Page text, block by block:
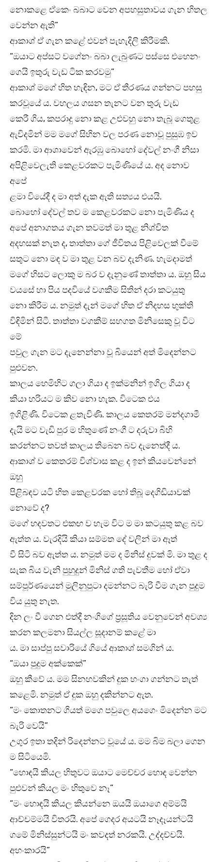
නොකළෙ ඒකෙං බබාට වෙන අපහසුතාවය ගැන හිතල
වෙන්න ඇති”
ආකාශ් ඒ ගැන කළේ එවන් පැහැදිලි කිරීමකි.
“ඔයාට අප්සට් වගේනං බබා ලැබුණට පස්සෙ එහෙනං
ගෙයි ඉතුරු වැඩ ටික කරවමු”
ආකාශ් මගේ හිත හැඳින, මට ඒ තීරණය ගන්නට පහසු
කරවූයේ ය. වහලය ගසන තැනට වන තුරු වැඩ
කෙරී ගිය, කපරාදු නො කළ උළුවහු නො තැබූ ගෙතුළ
ඇවිදමින් මම මගේ සිහින වල පරණ නොවූ පුසුඹ ඉව
කරමි. මා ආශාවෙන් ඇරඹු බොහෝ දේවල් නංගී නිසා
අපිළිවෙලැති කෙළවරකට පැමිණියේ ය. අද නොව
අපේ
ළමා වියේදී ද මා අත් දැක ඇති සත්‍යය එයයි.
බොහෝ දේවල් තව ම කෙළවරකට නො පැමිණිය ද
අපේ අනාගතය ගැන තවමත් මා තුළ නිශ්චිත
අදහසක් නැත ද, තාත්තා ගේ ජීවිතය පිළිවෙලක් වීමේ
සතුට නො මඳ ව මා තුළ වන බව දැනිණ. හැමදාමත්
මගේ හිසට ලොකු ම බර ව දැනුණේ තාත්තා ය. ඔහු සිය
වයසේ හා පිය පදවියේ වගකීම සිතින් දරා කටයුතු
නො කිරීම ය. නමුත් දැන් මගේ හිත ඒ නිදහස භුක්ති
විඳිමින් සිටී. තාත්තා වගකීම් සහගත මිනිසෙකු වූ විට
මේ
පවුල ගැන මට දැනෙන්නා වූ බියෙන් අත් මිදෙන්නට
පුළුවන.
කාලය හෙමිහිට ගලා ගියා ද ඉක්මනින් ඉගිල ගියා ද
කියා හරියට ම කිව නො හැක. විටෙක එය
ඉගිළිණි. විටෙක ළතැවිණි. කාලය කෙතරම් මන්දගාමී
දැයි මට වැඩි පුර ම හිතුණේ නංගී ට දරුවා බිහි
කරන්නට තවත් කාලය තිබෙන බව දැනෙත්දී ය.
ආකාශ් ව කෙතරම් විශ්වාස කළ ද ඉන් කියවෙන්නේ
ඔහු
පිළිබඳව යටි හිත කෙළවරක හෝ තිබූ දෙගිඩියාවක්
නොවේ ද?
මගේ හදවතට එකඟ ව හැම විට ම මා කටයුතු කළ බව
ඇත්ත ය. වැරදියි කියා සම්මත දේ වලින් මා ඈත්
වී සිටි බව ඇත්ත ය. නමුත් මම ද මිනිස් දුවක් මි. මා තුළ ද
සැක බිය වැනි පුහුදුන් මිනිස් ගති පැවතීම හෝ ඒවා
සම්පූර්ණයෙන් මුලිනුපුටා දමන්නට බැරි වීම ගැන පුදුම
විය යුතු නැත.
දින ලං වී ගෙන එත්දී නංගිගේ ප්‍රසූතිය වෙනුවෙන් අවශ්‍ය
කරන කලමනා සියල්ල සූදානම් කළේ මා
ය. මා සාප්පු සවාරියේ ගියේ ආකාශ් සමගින් ය.
“ඔයා පුදුම අක්කෙක්”
ඔහු කීවේ ය. මම සිනහවකින් දුක හංගා ගන්නට තැත්
කළෙමි. නමුත් ඒ දුක ඔහු දකින්නට ඇත.
“මං කොතනට ගියත් මගෙ පවුලෙ අයගෙං මිදෙන්න මට
බැරි වෙයි”
උගුර ඉතා තදින් රිදෙන්නට වූයේ ය. මම බිම බලා ගෙන
ම සිටියෙමි.
“හොඳයි කියල හිතුවට ඔයාට මෙච්චර හොඳ වෙන්න
පුළුවන් කියල මං හිතුවෙ නෑ”
“මං හොඳයි කියල කියන්නෙ ඔයයි ඔයාගෙ අම්මයි
ආච්චම්මයි විතරයි. අපේ ගෙදර අයටයි නෑදෑයන්ටයි
ගමේ මිනිස්සුන්ටයි මං කවදත් නරකයි. උද්දච්චයි.
අහංකාරයි”